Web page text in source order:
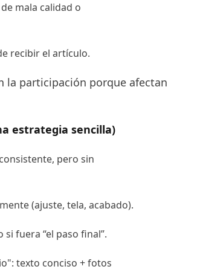
mala calidad o
recibir el artículo.
la participación porque afectan
estrategia sencilla)
pero sin
(ajuste, tela, acabado).
fuera “el paso final”.
texto conciso + fotos